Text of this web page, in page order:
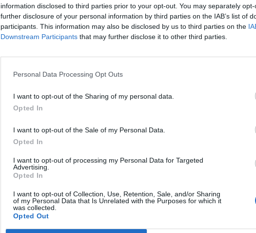
information disclosed to third parties prior to your opt-out. You may separately
further disclosure of your personal information by third parties on the IAB’s list of
participants. This information may also be disclosed by us to third parties on the
Downstream Participants that may further disclose it to other third parties.
Personal Data Processing Opt Outs
I want to opt-out of the Sharing of my personal data.
Opted In
I want to opt-out of the Sale of my Personal Data.
Opted In
I want to opt-out of processing my Personal Data for Targeted
Advertising.
Opted In
I want to opt-out of Collection, Use, Retention, Sale, and/or Sharing
of my Personal Data that Is Unrelated with the Purposes for which it
was collected.
Opted Out
WhatsApp